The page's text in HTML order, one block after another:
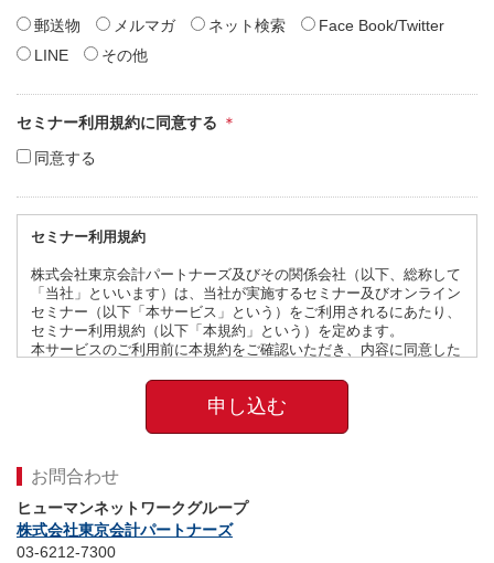
郵送物
メルマガ ネット検索
Face Book/Twitter
LINE
その他
セミナー利用規約に同意する
同意する
セミナー利用規約
株式会社東京会計パートナーズ及びその関係会社（以下、総称して
「当社」といいます）は、当社が実施するセミナー及びオンライン
セミナー（以下「本サービス」という）をご利用されるにあたり、
セミナー利用規約（以下「本規約」という）を定めます。
本サービスのご利用前に本規約をご確認いただき、内容に同意した
第1条（利用申込み、支払い）
1. 本サービスを利用する方（以下「利用者」という）は、当社ウェ
ブページ上の申込みフォームへの必要事項の記載など、当社所定の
できるものとします。
払うものとします。
第2条（設備等の準備）
本サービスを利用するための必要な設備・環境（通信機器、ソフト
お問合わせ
ヒューマンネットワークグループ
株式会社東京会計パートナーズ
03-6212-7300